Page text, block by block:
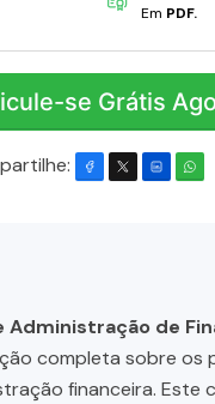
Em PDF.
se Grátis
Administração de
completa sobre os
financeira. Este